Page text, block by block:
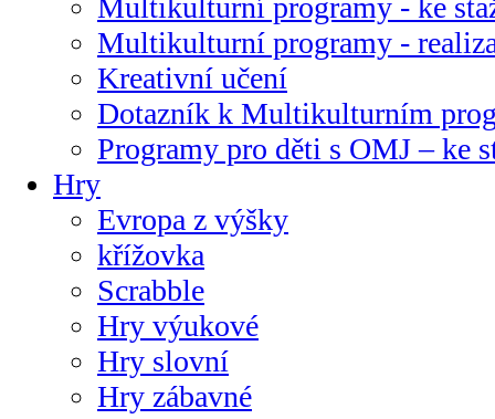
Multikulturní programy - ke
Multikulturní programy -
Kreativní učení
Dotazník k Multikulturním
Programy pro děti s OMJ – ke
Hry
Evropa z výšky
křížovka
Scrabble
Hry výukové
Hry slovní
Hry zábavné